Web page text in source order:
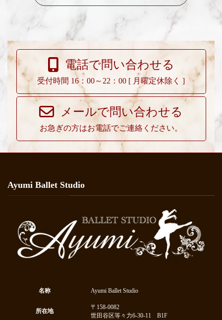
電話で問い合わせる
受付時間 16：00～22：00 [ 月曜定休除く ]
メールで問い合わせる
お急ぎの方はお電話でご連絡ください。
Ayumi Ballet Studio
名称 Ayumi Ballet Studio
所在地
〒158-0082
世田谷区等々力6-30-11 B1F